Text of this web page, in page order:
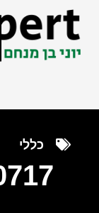
כללי